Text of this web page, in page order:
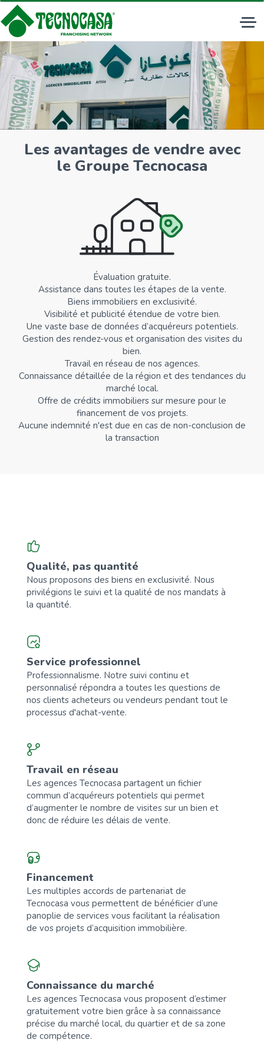
Les avantages de vendre avec
le Groupe Tecnocasa
Évaluation gratuite.
Assistance dans toutes les étapes de la vente.
Biens immobiliers en exclusivité.
Visibilité et publicité étendue de votre bien.
Une vaste base de données d’acquéreurs potentiels.
Gestion des rendez-vous et organisation des visites du
bien.
Travail en réseau de nos agences.
Connaissance détaillée de la région et des tendances du
marché local.
Offre de crédits immobiliers sur mesure pour le
financement de vos projets.
Aucune indemnité n'est due en cas de non-conclusion de
la transaction
Qualité, pas quantité
Nous proposons des biens en exclusivité. Nous
privilégions le suivi et la qualité de nos mandats à
la quantité.
Service professionnel
Professionnalisme. Notre suivi continu et
personnalisé répondra a toutes les questions de
nos clients acheteurs ou vendeurs pendant tout le
processus d'achat-vente.
Travail en réseau
Les agences Tecnocasa partagent un fichier
commun d’acquéreurs potentiels qui permet
d’augmenter le nombre de visites sur un bien et
donc de réduire les délais de vente.
Financement
Les multiples accords de partenariat de
Tecnocasa vous permettent de bénéficier d’une
panoplie de services vous facilitant la réalisation
de vos projets d’acquisition immobilière.
Connaissance du marché
Les agences Tecnocasa vous proposent d’estimer
gratuitement votre bien grâce à sa connaissance
précise du marché local, du quartier et de sa zone
de compétence.